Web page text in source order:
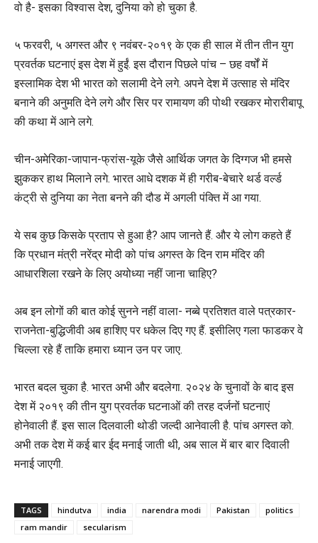
वो है- इसका विश्वास देश, दुनिया को हो चुका है.
५ फरवरी, ५ अगस्त और ९ नवंबर-२०१९ के एक ही साल में तीन तीन युग
प्रवर्तक घटनाएं इस देश में हुईं. इस दौरान पिछले पांच – छह वर्षों में
इस्लामिक देश भी भारत को सलामी देने लगे. अपने देश में उत्साह से मंदिर
बनाने की अनुमति देने लगे और सिर पर रामायण की पोथी रखकर मोरारीबापू
की कथा में आने लगे.
चीन-अमेरिका-जापान-फ्रांस-यूके जैसे आर्थिक जगत के दिग्गज भी हमसे
झुककर हाथ मिलाने लगे. भारत आधे दशक में ही गरीब-बेचारे थर्ड वर्ल्ड
कंट्री से दुनिया का नेता बनने की दौड में अगली पंक्ति में आ गया.
ये सब कुछ किसके प्रताप से हुआ है? आप जानते हैं. और ये लोग कहते हैं
कि प्रधान मंत्री नरेंद्र मोदी को पांच अगस्त के दिन राम मंदिर की
आधारशिला रखने के लिए अयोध्या नहीं जाना चाहिए?
अब इन लोगों की बात कोई सुनने नहीं वाला- नब्बे प्रतिशत वाले पत्रकार-
राजनेता-बुद्धिजीवी अब हाशिए पर धकेल दिए गए हैं. इसीलिए गला फाडकर वे
चिल्ला रहे हैं ताकि हमारा ध्यान उन पर जाए.
भारत बदल चुका है. भारत अभी और बदलेगा. २०२४ के चुनावों के बाद इस
देश में २०१९ की तीन युग प्रवर्तक घटनाओं की तरह दर्जनों घटनाएं
होनेवाली हैं. इस साल दिलवाली थोडी जल्दी आनेवाली है. पांच अगस्त को.
अभी तक देश में कई बार ईद मनाई जाती थी, अब साल में बार बार दिवाली
मनाई जाएगी.
TAGS hindutva india narendra modi Pakistan
politics
ram mandir
secularism